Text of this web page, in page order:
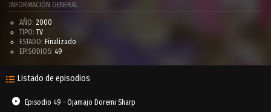
INFORMACIÓN GENERAL
AÑO: 2000
TIPO: TV
ESTADO: Finalizado
EPISODIOS: 49
Listado de episodios
Episodio 49 - Ojamajo Doremi Sharp